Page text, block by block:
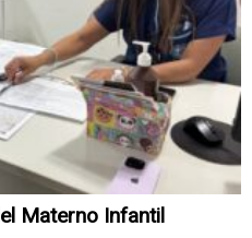
Materno Infantil